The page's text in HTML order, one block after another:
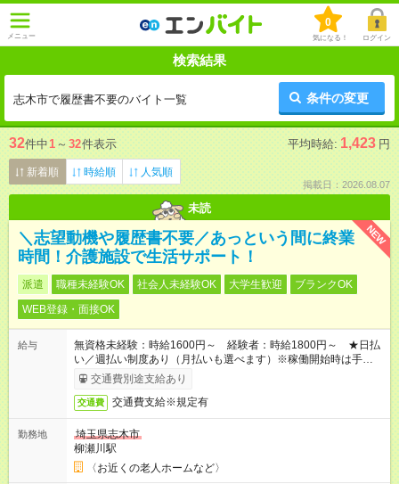
メニュー
0
気になる！ ログイン
検索結果
志木市で履歴書不要のバイト一覧 条件の変更
32件中1 ～ 32件表示 平均時給: 1,423 円
新着順 時給順 人気順
掲載日：2026.08.07
未読
NEW
＼志望動機や履歴書不要／あっという間に終業
時間！介護施設で生活サポート！
派遣 職種未経験OK 社会人未経験OK 大学生歓迎
ブランクOK
WEB登録・面接OK
給与
無資格未経験：時給1600円～ 経験者：時給1800円～ ★日払
い／週払い制度あり（月払いも選べます）※稼働開始時は手続き
完了次第のお支払いとなります。
交通費別途支給あり
交通費 交通費支給※規定有
勤務地
埼玉県志木市
柳瀬川駅
〈お近くの老人ホームなど〉